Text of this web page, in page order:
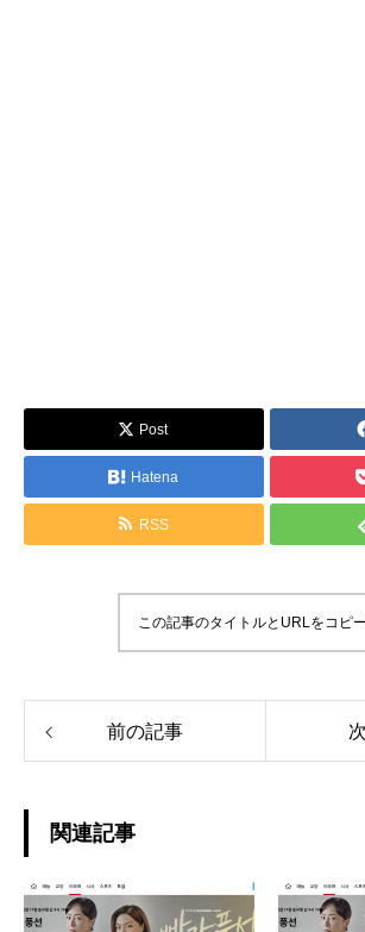
Post
Hatena
RSS
この記事のタイトルとURLをコピ
前の記事
関連記事